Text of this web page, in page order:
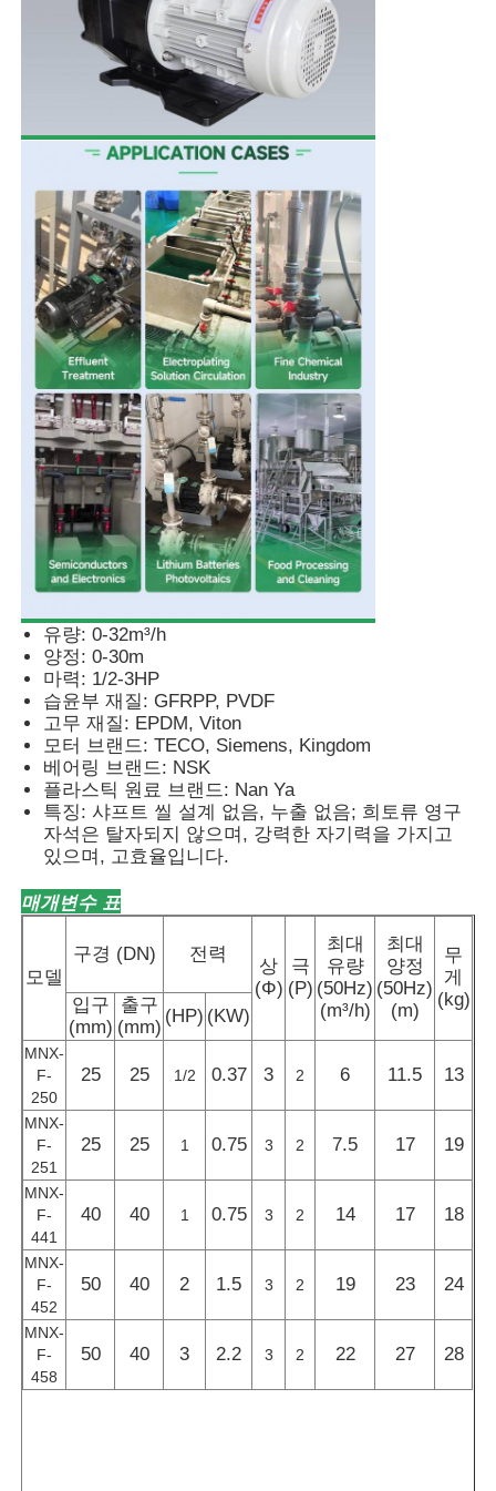
셀프 프라이밍 펌프
수직 펌프
스테인리스 스틸 수직 펌프
화학적 원심 펌프
불소는 케미컬 펌프를 정렬시켰습니다
화학액 필터
공기 용막 펌프
계량 투약 펌프
물속에 잠길 수 있는 오수 펌프
산업적 원심형 송풍기
유량: 0-32m³/h
양정: 0-30m
마력: 1/2-3HP
습윤부 재질: GFRPP, PVDF
고무 재질: EPDM, Viton
모터 브랜드: TECO, Siemens, Kingdom
베어링 브랜드: NSK
플라스틱 원료 브랜드: Nan Ya
특징: 샤프트 씰 설계 없음, 누출 없음; 희토류 영구
자석은 탈자되지 않으며, 강력한 자기력을 가지고
있으며, 고효율입니다.
매개변수 표
모델
구경 (DN) 전력
상
(Φ)
극
(P)
최대
유량
(50Hz)
(m³/h)
최대
양정
(50Hz)
(m)
무
게
(kg)
입구
(mm)
출구
(mm)
(HP) (KW)
MNX-
F-
250
25 25 1/2 0.37 3 2 6 11.5 13
MNX-
F-
251
25 25 1 0.75 3 2 7.5 17 19
MNX-
F-
441
40 40 1 0.75 3 2 14 17 18
MNX-
F-
452
50 40 2 1.5 3 2 19 23 24
MNX-
F-
458
50 40 3 2.2 3 2 22 27 28